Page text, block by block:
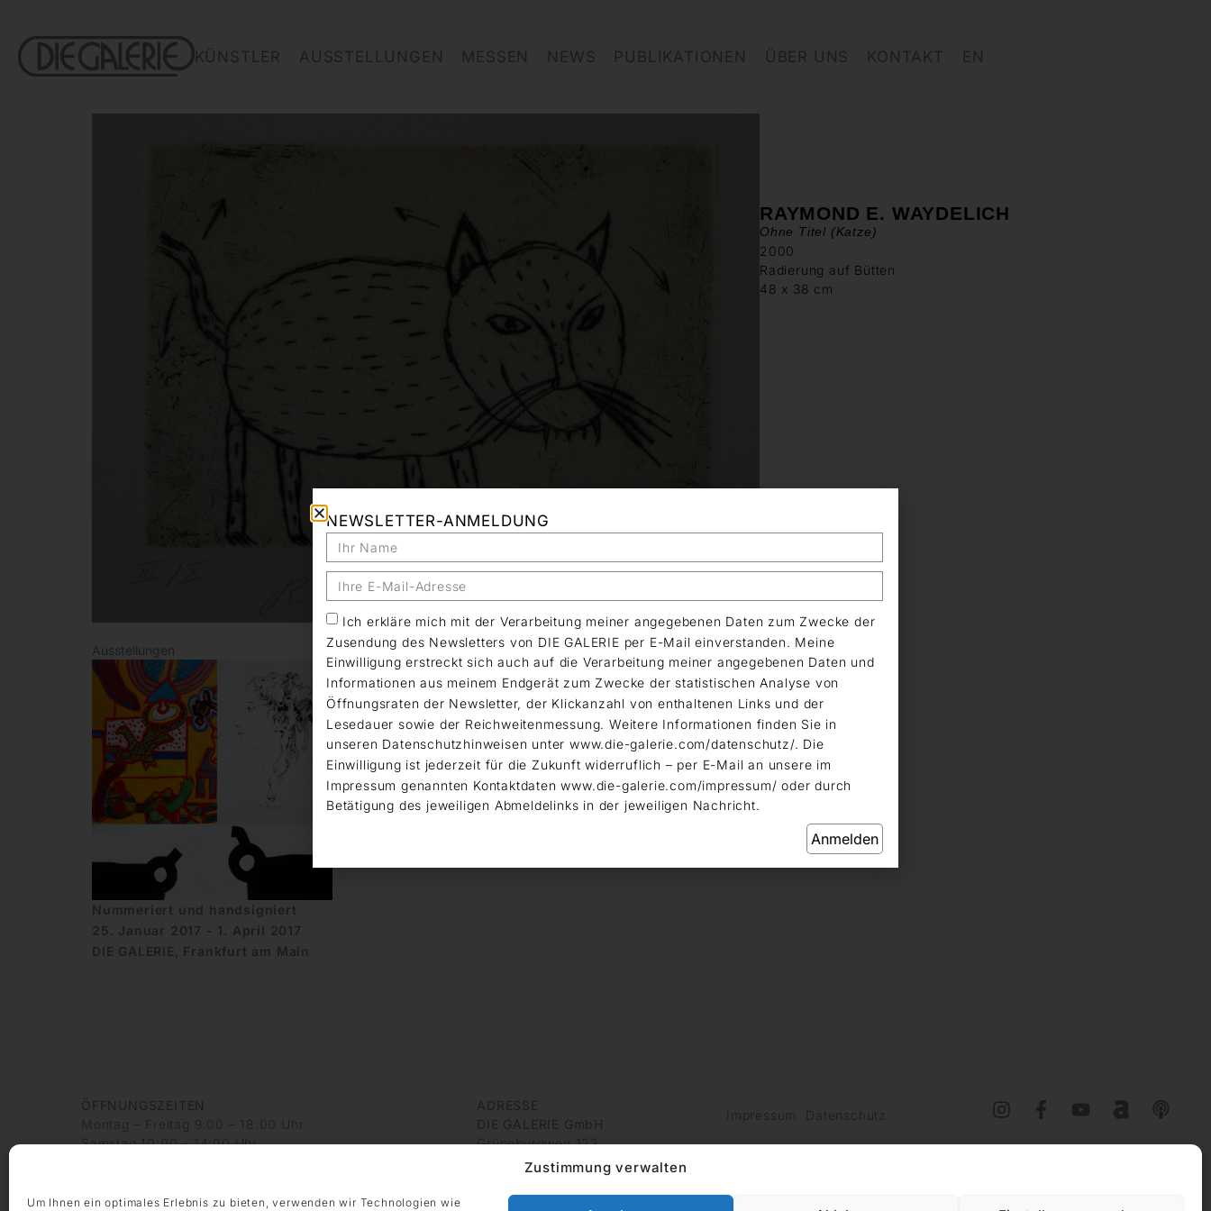
Zustimmung verwalten
Um Ihnen ein optimales Erlebnis zu bieten, verwenden wir Technologien wie
KÜNSTLER AUSSTELLUNGEN MESSEN NEWS PUBLIKATIONEN ÜBER UNS KONTAKT EN
RAYMOND E. WAYDELICH
Ohne Titel (Katze)
2000
Radierung auf Bütten
48 x 38 cm
Ausstellungen
Nummeriert und handsigniert
25. Januar 2017 - 1. April 2017
DIE GALERIE, Frankfurt am Main
ÖFFNUNGSZEITEN
Montag – Freitag 9:00 – 18:00 Uhr
Samstag 10:00 – 14:00 Uhr
+49 69 97 14 71 0
ADRESSE
DIE GALERIE GmbH
Grüneburgweg 123
60323 Frankfurt am Main
Impressum Datenschutz
NEWSLETTER-ANMELDUNG
Ich erkläre mich mit der Verarbeitung meiner angegebenen Daten zum Zwecke der
Zusendung des Newsletters von DIE GALERIE per E-Mail einverstanden. Meine
Einwilligung erstreckt sich auch auf die Verarbeitung meiner angegebenen Daten und
Informationen aus meinem Endgerät zum Zwecke der statistischen Analyse von
Öffnungsraten der Newsletter, der Klickanzahl von enthaltenen Links und der
Lesedauer sowie der Reichweitenmessung. Weitere Informationen finden Sie in
unseren Datenschutzhinweisen unter www.die-galerie.com/datenschutz/. Die
Einwilligung ist jederzeit für die Zukunft widerruflich – per E-Mail an unsere im
Impressum genannten Kontaktdaten www.die-galerie.com/impressum/ oder durch
Betätigung des jeweiligen Abmeldelinks in der jeweiligen Nachricht.
Anmelden